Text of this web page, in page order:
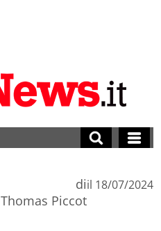
di
Thomas Piccot
il 18/07/2024